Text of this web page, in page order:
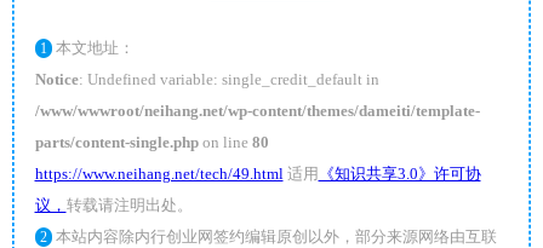
1 本文地址：
Notice : Undefined variable: single_credit_default in
/www/wwwroot/neihang.net/wp-content/themes/dameiti/template-
parts/content-single.phpon line 80
https://www.neihang.net/tech/49.html适用 《知识共享3.0》许可协
议， 转载请注明出处。
2 本站内容除内行创业网签约编辑原创以外，部分来源网络由互联